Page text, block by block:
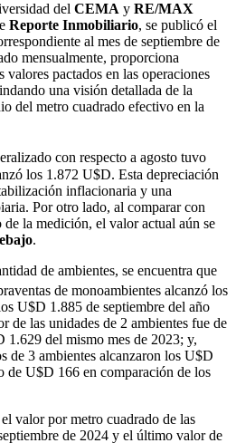
del CEMA y RE/MAX
Reporte Inmobiliario, se publicó el
al mes de septiembre de
mensualmente, proporciona
pactados en las operaciones
una visión detallada de la
del metro cuadrado efectivo en la
con respecto a agosto tuvo
los 1.872 U$D. Esta depreciación
inflacionaria y una
Por otro lado, al comparar con
la medición, el valor actual aún se
.
de ambientes, se encuentra que
de monoambientes alcanzó los
U$D 1.885 de septiembre del año
de las unidades de 2 ambientes fue de
del mismo mes de 2023; y,
de 3 ambientes alcanzaron los U$D
de U$D 166 en comparación de los
valor por metro cuadrado de las
de 2024 y el último valor de